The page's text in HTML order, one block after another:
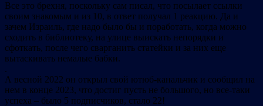
Все это брехня, поскольку сам писал, что посылает ссылки
своим знакомым и из 10, в ответ получал 1 реакцию. Да и
зачем Израиль, где надо было бы и поработать, когда можно
сходить в библиотеку, на улице выискать непорядки и
сфоткать, после чего сварганить статейки и за них еще
вытаскивать немалые бабки.
.
А весной 2022 он открыл свой ютюб-канальчик и сообщил на
нем в конце 2023, что достиг пусть не большого, но все-таки
успеха – было 5 подписчиков, стало 22!